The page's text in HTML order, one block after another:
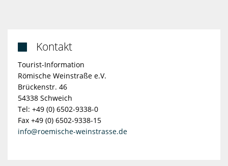
Kontakt
Tourist-Information
Römische Weinstraße e.V.
Brückenstr. 46
54338 Schweich
Tel: +49 (0) 6502-9338-0
Fax +49 (0) 6502-9338-15
info@roemische-weinstrasse.de